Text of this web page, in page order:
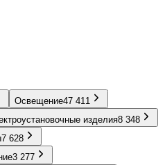
Освещение47 411
изделия8 348
7 628
3 277